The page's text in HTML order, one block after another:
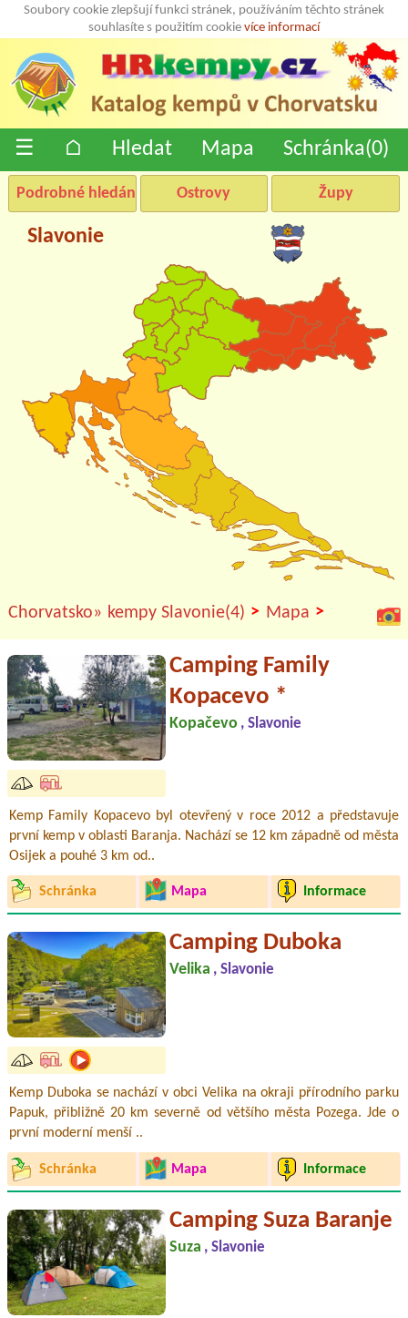
Soubory cookie zlepšují funkci stránek, používáním těchto stránek
souhlasíte s použitím cookie více informací
☰ ⌂ Hledat Mapa Schránka(0)
Podrobné hledání Ostrovy Župy
Slavonie
Chorvatsko» kempy Slavonie(4) > Mapa >
Camping Family
Kopacevo *
Kopačevo , Slavonie
Kemp Family Kopacevo byl otevřený v roce 2012 a představuje
první kemp v oblasti Baranja. Nachází se 12 km západně od města
Osijek a pouhé 3 km od..
Schránka Mapa Informace
Camping Duboka
Velika , Slavonie
Kemp Duboka se nachází v obci Velika na okraji přírodního parku
Papuk, přibližně 20 km severně od většího města Pozega. Jde o
první moderní menší ..
Schránka Mapa Informace
Camping Suza Baranje
Suza , Slavonie